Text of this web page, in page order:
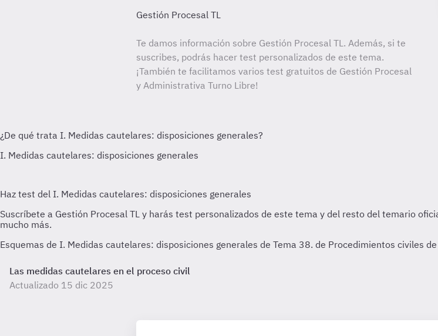
Gestión Procesal TL
Te damos información sobre Gestión Procesal TL. Además, si te
suscribes, podrás hacer test personalizados de este tema.
¡También te facilitamos varios test gratuitos de Gestión Procesal
y Administrativa Turno Libre!
Esquemas de I. Medidas cautelares: disposiciones generales de Tema 38. de Procedimientos civiles
Las medidas cautelares en el proceso civil
Actualizado 15 dic 2025